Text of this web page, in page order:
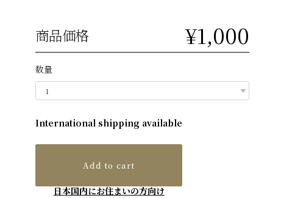
商品価格 ¥1,000
数量
International shipping available
Add to cart
日本国内にお住まいの方向け